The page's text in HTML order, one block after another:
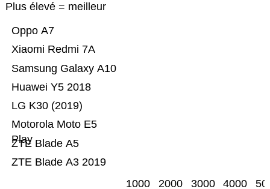
Plus élevé = meilleur
ZTE Blade A3 2019
ZTE Blade A5
Motorola Moto E5
Play
LG K30 (2019)
Huawei Y5 2018
Samsung Galaxy A10
Xiaomi Redmi 7A
Oppo A7
1000 2000 3000 4000